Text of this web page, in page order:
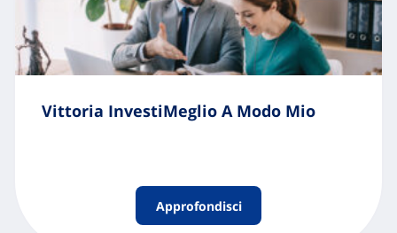
Vittoria InvestiMeglio A Modo Mio
Approfondisci